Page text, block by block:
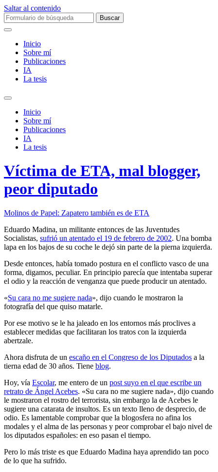
Saltar al contenido
Buscar:
Inicio
Sobre mí­
Publicaciones
IA
La tesis
Alternar
campo
búsqueda
Inicio
Sobre mí­
Publicaciones
IA
La tesis
Víctima de ETA, mal blogger,
peor diputado
Molinos de Papel: Zapatero también es de ETA
Eduardo Madina, un militante entonces de las Juventudes
Socialistas, sufrió un atentado el 19 de febrero de 2002. Una bomba
lapa en los bajos de su coche le dejó sin parte de la pierna izquierda.
Desde entonces, había tomado postura en el conflicto vasco de una
forma, digamos, peculiar. En principio parecía que intentaba superar
el odio y la reacción de venganza que puede producir un atentado.
«Su cara no me sugiere nada», dijo cuando le mostraron la
fotografía del que quiso matarle.
Por ese motivo se le ha jaleado en los entornos más proclives a
establecer medidas que facilitaran los tratos con la izquierda
abertzale.
Ahora disfruta de un escaño en el Congreso de los Diputados a la
tierna edad de 30 años. Tiene blog.
Hoy, vía Escolar, me entero de un post suyo en el que escribe un
retrato de Ángel Acebes. «Su cara no me sugiere nada», dijo cuando
le mostraron el rostro del terrorista, sin embargo la de Acebes le
sugiere una catarata de insultos. Es un texto lleno de desprecio, de
odio. Es lamentable comprobar que la blogosfera no afina los
modales y el alma de las personas y peor comprobar el bajo nivel de
los diputados españoles: en eso pasan el tiempo.
Pero lo más triste es que Eduardo Madina haya aprendido tan poco
de lo que ha sufrido.